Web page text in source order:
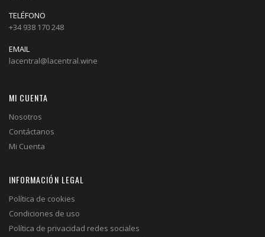
TELÉFONO
+34 938 170 248
EMAIL
lacentral@lacentral.wine
MI CUENTA
Nosotros
Contáctanos
Mi Cuenta
INFORMACIÓN LEGAL
Política de cookies
Condiciones de uso
Política de privacidad redes sociales